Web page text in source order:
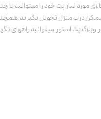
مورد نیاز پت خود را میتوانید
درب منزل تحویل بگیرید.
وبلاگ پت استور میتوانید راههای